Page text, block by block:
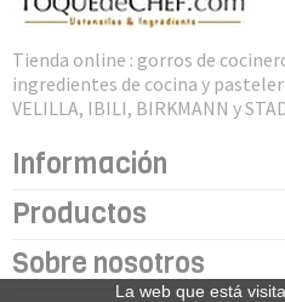
Tienda online : gorros de
ingredientes de cocina y
VELILLA, IBILI, BIRKMANN y
Información
Productos
Sobre nosotros
La web que está